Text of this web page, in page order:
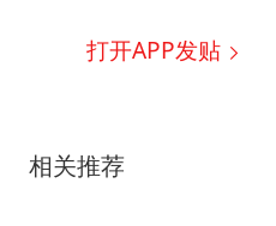
打开APP发贴
相关推荐